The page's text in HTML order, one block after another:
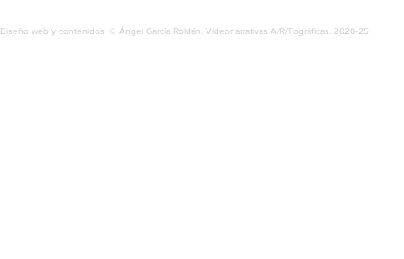
Diseño web y contenidos: © Ángel García Roldán. Videonarrativas A/R/Tográficas. 2020-25